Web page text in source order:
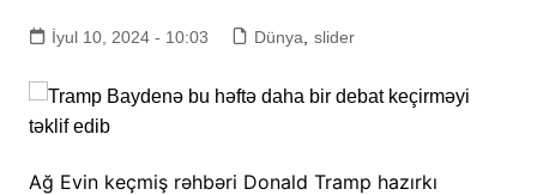
İyul 10, 2024 - 10:03 Dünya slider
Ağ Evin keçmiş rəhbəri Donald Tramp hazırkı